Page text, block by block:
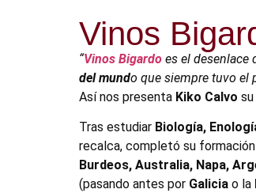
Vinos
“Vinos Bigardo es el desenlace
del mundo que siempre tuvo el
Así nos presenta Kiko Calvo
Tras estudiar Biología,
recalca, completó su
Burdeos, Australia, Napa,
(pasando antes por Galicia o la